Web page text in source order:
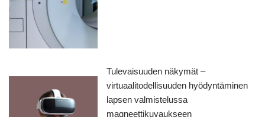
Tulevaisuuden näkymät –
virtuaalitodellisuuden hyödyntäminen
lapsen valmistelussa
magneettikuvaukseen